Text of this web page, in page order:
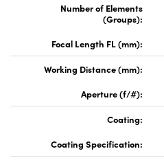
Number of Elements
(Groups):
Focal Length FL (mm):
Working Distance (mm):
Aperture (f/#):
Coating:
Coating Specification: